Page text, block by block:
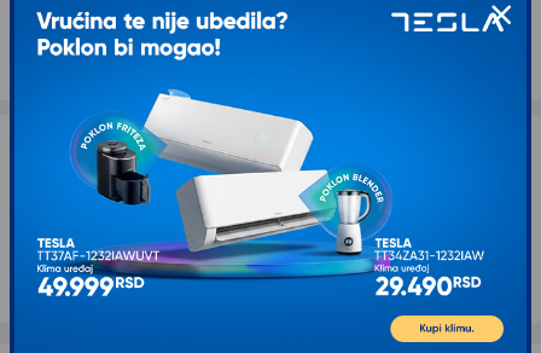
Standardna dostava se očekuje u roku od 2 do 5 radnih
dana
Želite li ponudu za firmu?
Kontaktirajte nas
Opis proizvoda CAPRIOLO Prosperplast bullet
naslon za sanke plava